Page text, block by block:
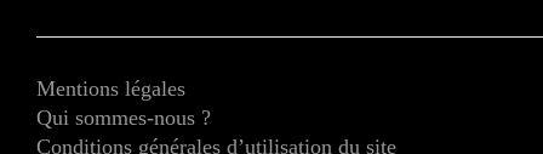
Mentions légales
Qui sommes-nous ?
Conditions générales d’utilisation du site